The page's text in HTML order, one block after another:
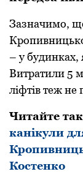
Зазначимo,
– у будинках,
Витратили 5
ліфтів теж
Читайте
канікули
Костенко